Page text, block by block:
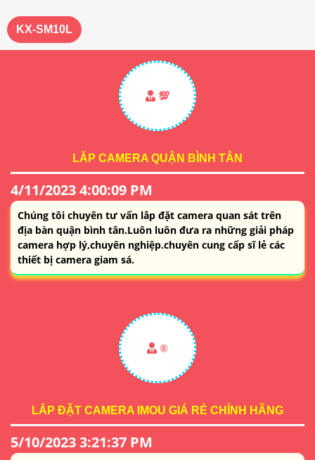
KX-SM10L
💯
LĂP CAMERA QUẬN BÌNH TÂN
4/11/2023 4:00:09 PM
Chúng tôi chuyên tư vấn lắp đặt camera quan sát trên
địa bàn quận bình tân.Luôn luôn đưa ra những giải pháp
camera hợp lý,chuyên nghiệp.chuyên cung cấp sĩ lẻ các
thiết bị camera giam sá.
®️
LẮP ĐẶT CAMERA IMOU GIÁ RẺ CHÍNH HÃNG
5/10/2023 3:21:37 PM